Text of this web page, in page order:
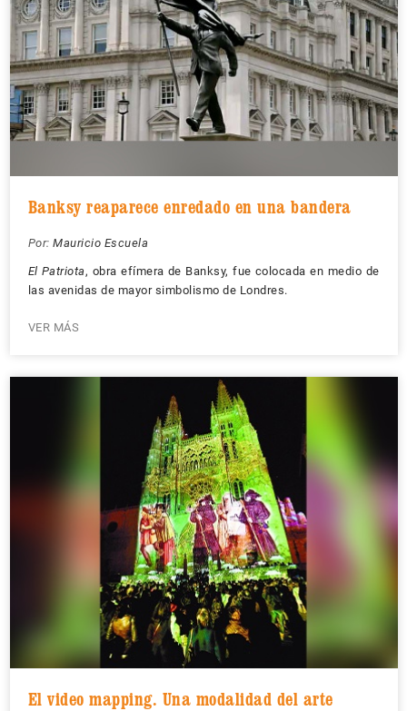
Banksy reaparece enredado en una bandera
Por: Mauricio Escuela
El Patriota , obra efímera de Banksy, fue colocada en medio de
las avenidas de mayor simbolismo de Londres.
VER MÁS
El video mapping. Una modalidad del arte